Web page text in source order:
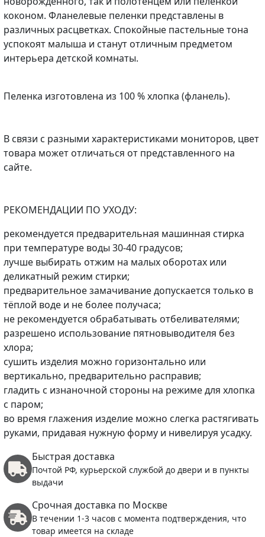
коконом. Фланелевые пеленки представлены в
различных расцветках. Спокойные пастельные тона
успокоят малыша и станут отличным предметом
интерьера детской комнаты.
Пеленка изготовлена из 100 % хлопка (фланель).
В связи с разными характеристиками мониторов, цвет
товара может отличаться от представленного на
сайте.
РЕКОМЕНДАЦИИ ПО УХОДУ:
рекомендуется предварительная машинная стирка
при температуре воды 30-40 градусов;
лучше выбирать отжим на малых оборотах или
деликатный режим стирки;
предварительное замачивание допускается только в
тёплой воде и не более получаса;
не рекомендуется обрабатывать отбеливателями;
разрешено использование пятновыводителя без
хлора;
сушить изделия можно горизонтально или
вертикально, предварительно расправив;
гладить с изнаночной стороны на режиме для хлопка
с паром;
во время глажения изделие можно слегка растягивать
руками, придавая нужную форму и нивелируя усадку.
Быстрая доставка
Почтой РФ, курьерской службой до двери и в пункты
выдачи
Срочная доставка по Москве
В течении 1-3 часов с момента подтверждения, что
товар имеется на складе